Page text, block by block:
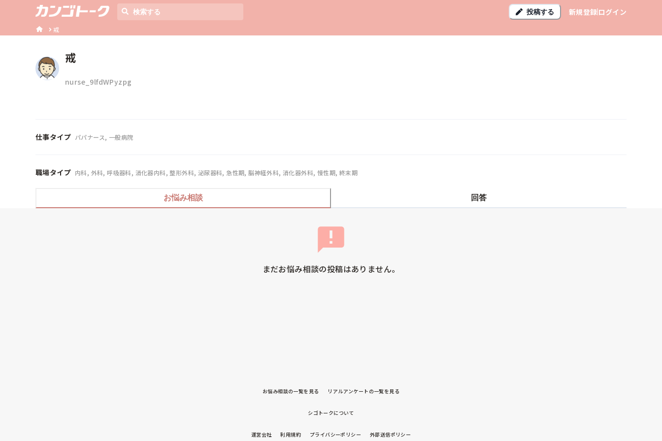
投稿する 新規登録ログイン
戒
戒
nurse_9lfdWPyzpg
仕事タイプ パパナース, 一般病院
職場タイプ 内科, 外科, 呼吸器科, 消化器内科, 整形外科, 泌尿器科, 急性期, 脳神経外科, 消化器外科, 慢性期, 終末期
お悩み相談 回答
まだお悩み相談の投稿はありません。
お悩み相談の一覧を見る リアルアンケートの一覧を見る
シゴトークについて
運営会社 利用規約 プライバシーポリシー 外部送信ポリシー